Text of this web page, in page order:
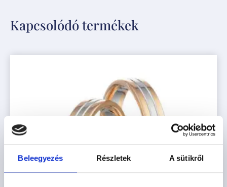
Beleegyezés Részletek A sütikről
Kapcsolódó termékek